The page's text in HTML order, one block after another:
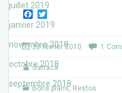
juillet 2019
janvier 2019
novembre 2018
octobre 2018
septembre 2018
F
a
e
b
o
o
k
w
t
t
e
r
23 février 2010 1
Gattaca
Bons plans, Restos